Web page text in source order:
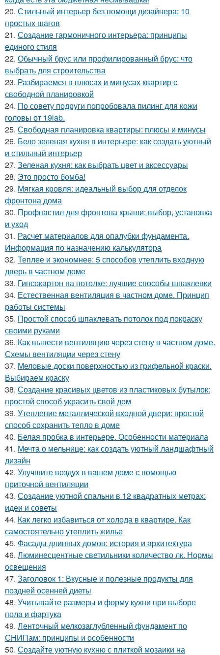
20. Стильный интерьер без помощи дизайнера: 10
простых шагов
21. Создание гармоничного интерьера: принципы
единого стиля
22. Обычный брус или профилированный брус: что
выбрать для строительства
23. Разбираемся в плюсах и минусах квартир с
свободной планировкой
24. По совету подруги попробовала пилинг для кожи
головы от 19lab.
25. Свободная планировка квартиры: плюсы и минусы
26. Бело зеленая кухня в интерьере: как создать уютный
и стильный интерьер
27. Зеленая кухня: как выбрать цвет и аксессуары
28. Это просто бомба!
29. Мягкая кровля: идеальный выбор для отделок
фронтона дома
30. Профнастил для фронтона крыши: выбор, установка
и уход
31. Расчет материалов для опалубки фундамента.
Информация по назначению калькулятора
32. Теплее и экономнее: 5 способов утеплить входную
дверь в частном доме
33. Гипсокартон на потолке: лучшие способы шпаклевки
34. Естественная вентиляция в частном доме. Принцип
работы системы
35. Простой способ шпаклевать потолок под покраску
своими руками
36. Как вывести вентиляцию через стену в частном доме.
Схемы вентиляции через стену
37. Меловые доски поверхностью из грифельной краски.
Выбираем краску
38. Создание красивых цветов из пластиковых бутылок:
простой способ украсить свой дом
39. Утепление металлической входной двери: простой
способ сохранить тепло в доме
40. Белая пробка в интерьере. Особенности материала
41. Мечта о мельнице: как создать уютный ландшафтный
дизайн
42. Улучшите воздух в вашем доме с помощью
приточной вентиляции
43. Создание уютной спальни в 12 квадратных метрах:
идеи и советы
44. Как легко избавиться от холода в квартире. Как
самостоятельно утеплить жилье
45. Фасады длинных домов: история и архитектура
46. Люминесцентные светильники количество лк. Нормы
освещения
47. Заголовок 1: Вкусные и полезные продукты для
поздней осенней диеты
48. Учитывайте размеры и форму кухни при выборе
пола и фартука
49. Ленточный мелкозаглубленный фундамент по
СНИПам: принципы и особенности
50. Создайте уютную кухню с плиткой мозаики на